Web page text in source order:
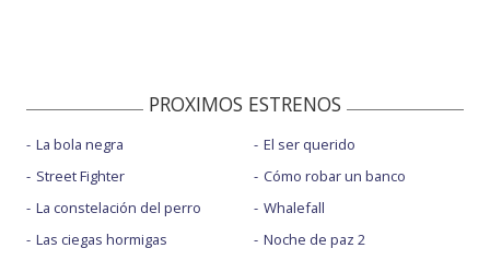
PROXIMOS ESTRENOS
La bola negra
Street Fighter
La constelación del perro
Las ciegas hormigas
El ser querido
Cómo robar un banco
Whalefall
Noche de paz 2